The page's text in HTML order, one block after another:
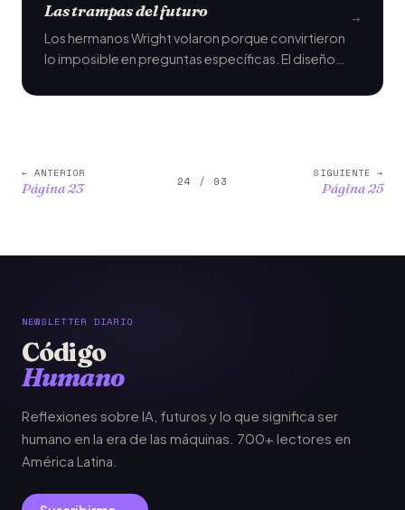
Las trampas del futuro
Los hermanos Wright volaron porque convirtieron
lo imposible en preguntas específicas. El diseño
→
← ANTERIOR
Página 23 24 / 93
SIGUIENTE →
Página 25
NEWSLETTER DIARIO
Código
Humano
Reflexiones sobre IA, futuros y lo que significa ser
humano en la era de las máquinas. 700+ lectores en
América Latina.